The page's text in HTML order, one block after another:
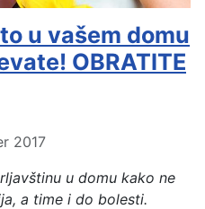
u vašem domu
OBRATITE
2017
u domu kako ne
a time i do bolesti.